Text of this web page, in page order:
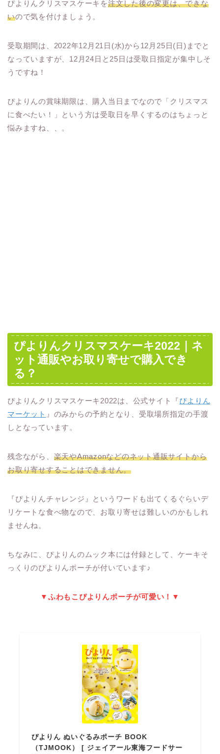
ぴよりんクリスマスケーキを注文した後の変更は、できな
いので気を付けましょう。
受取期間は、2022年12月21日(水)から12月25日(日)までと
なっていますが、12月24日と25日は受取日指定が集中しそ
うですね！
ぴよりんの賞味期限は、購入当日までなので「クリスマス
に食べたい！」という方は受取日を早くするのはちょっと
悩みますね、、。
ぴよりんクリスマスケーキ2022｜ネ
ット通販やお取り寄せで購入でき
る？
ぴよりんクリスマスケーキ2022は、公式サイト『ぴよりん
マーケット 』のみからの予約となり、受取場所指定の手渡
しとなっています。
残念ながら、 楽天やAmazonなどのネット通販サイトから
お取り寄せすることはできません。
『ぴよりんチャレンジ』というワードも出てくるぐらいデ
リケートな食べ物なので、お取り寄せは難しいのかもしれ
ませんね。
ちなみに、ぴよりんのムック本には付録として、ケーキそ
っくりのぴよりんポーチが付いています♪
▼ふわもこぴよりんポーチが可愛い！▼
ぴよりん ぬいぐるみポーチ BOOK
（TJMOOK） [ ジェイアール東海フードサー